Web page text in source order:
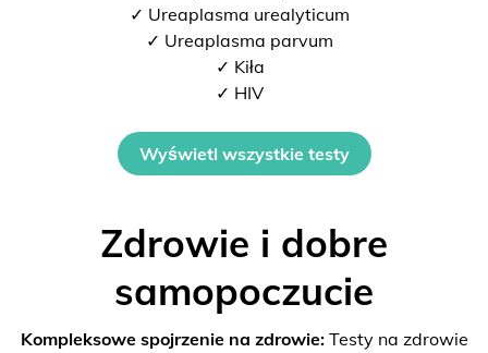
✓ Ureaplasma urealyticum
✓ Ureaplasma parvum
✓ Kiła
✓ HIV
Wyświetl wszystkie testy
Zdrowie i dobre
samopoczucie
Kompleksowe spojrzenie na zdrowie:Testy na zdrowie